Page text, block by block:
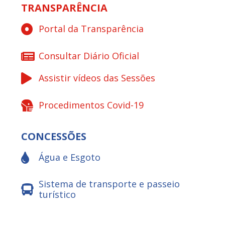
TRANSPARÊNCIA
Portal da Transparência
Consultar Diário Oficial
Assistir vídeos das Sessões
Procedimentos Covid-19
CONCESSÕES
Água e Esgoto
Sistema de transporte e passeio
turístico